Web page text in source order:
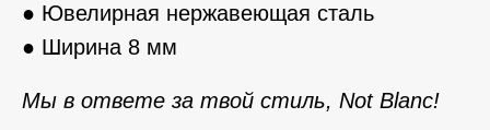
● Ювелирная нержавеющая сталь
● Ширина 8 мм
Мы в ответе за твой стиль, Not Blanc!